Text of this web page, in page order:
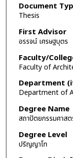
Document
Thesis
First Advisor
อรรจน์ เศรษฐบุตร
Faculty/
Faculty of
Department
Department of
Degree Name
สถาปัตยกรรมศาส
Degree Level
ปริญญาโท